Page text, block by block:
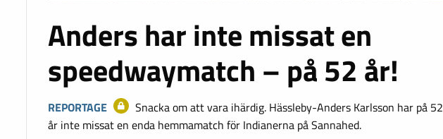
Anders har inte missat en
speedwaymatch – på 52 år!
REPORTAGE
Snacka om att vara ihärdig. Hässleby-Anders Karlsson har på 52
år inte missat en enda hemmamatch för Indianerna på Sannahed.